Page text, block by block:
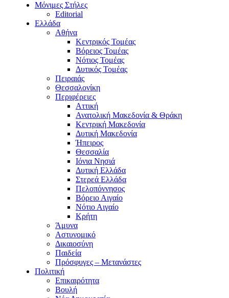
Μόνιμες Στήλες
Editorial
Ελλάδα
Αθήνα
Κεντρικός Τομέας
Βόρειος Τομέας
Νότιος Τομέας
Δυτικός Τομέας
Πειραιάς
Θεσσαλονίκη
Περιφέρειες
Αττική
Ανατολική Μακεδονία & Θράκη
Κεντρική Μακεδονία
Δυτική Μακεδονία
Ήπειρος
Θεσσαλία
Ιόνια Νησιά
Δυτική Ελλάδα
Στερεά Ελλάδα
Πελοπόννησος
Βόρειο Αιγαίο
Νότιο Αιγαίο
Κρήτη
Άμυνα
Αστυνομικό
Δικαιοσύνη
Παιδεία
Πρόσφυγες – Μετανάστες
Πολιτική
Επικαιρότητα
Βουλή